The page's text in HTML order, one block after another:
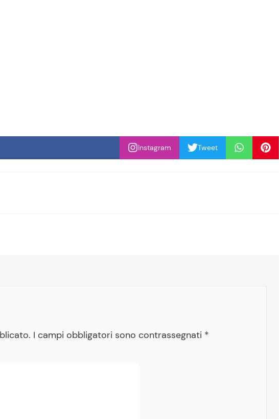
Instagram Tweet
I campi obbligatori sono contrassegnati *